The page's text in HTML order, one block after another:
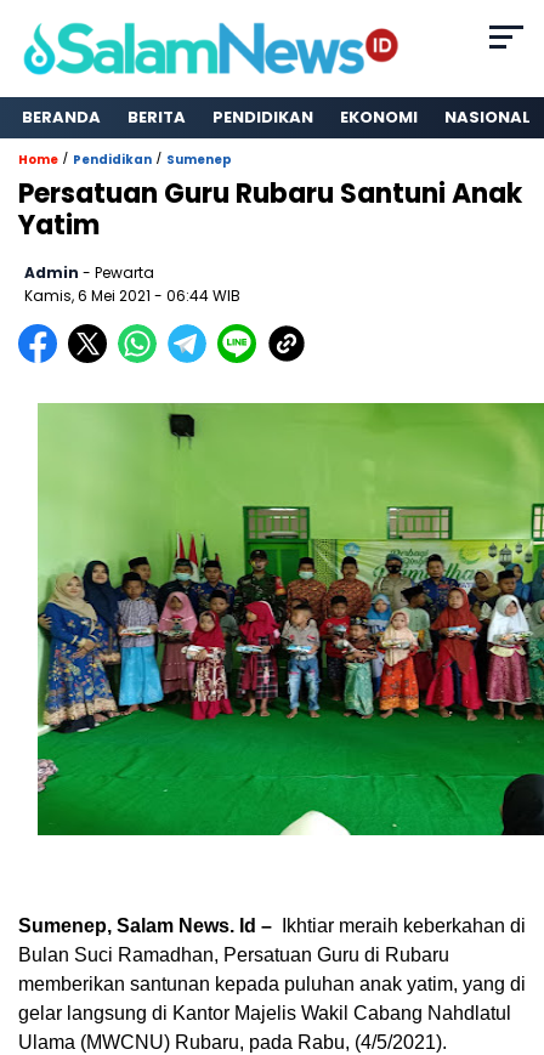
BERANDA BERITA PENDIDIKAN EKONOMI NASIONAL
Home / Pendidikan / Sumenep
Persatuan Guru Rubaru Santuni Anak
Yatim
Admin - Pewarta
Kamis, 6 Mei 2021 - 06:44 WIB
Sumenep, Salam News. Id –
Ikhtiar meraih keberkahan di
Bulan Suci Ramadhan, Persatuan Guru di Rubaru
memberikan santunan kepada puluhan anak yatim, yang di
gelar langsung di Kantor Majelis Wakil Cabang Nahdlatul
Ulama (MWCNU) Rubaru, pada Rabu, (4/5/2021).